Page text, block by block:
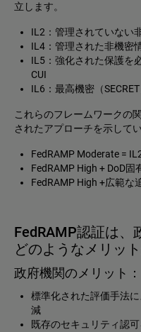
立します。
IL2：管理されていない
IL4：管理された非機密
IL5：強化された保護を
CUI
IL6：最高機密（
これらのフレームワークの
されたアプローチを示してい
FedRAMP Moderate =
FedRAMP High + DoD
FedRAMP High +広範な
FedRAMP認証は、
どのようなメリッ
政府機関のメリット：
標準化された評価手法
減
既存のセキュリティ認